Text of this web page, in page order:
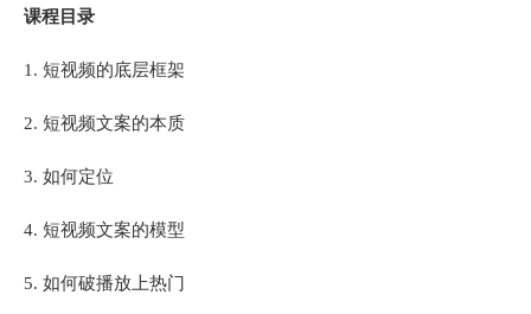
课程目录
1. 短视频的底层框架
2. 短视频文案的本质
3. 如何定位
4. 短视频文案的模型
5. 如何破播放上热门